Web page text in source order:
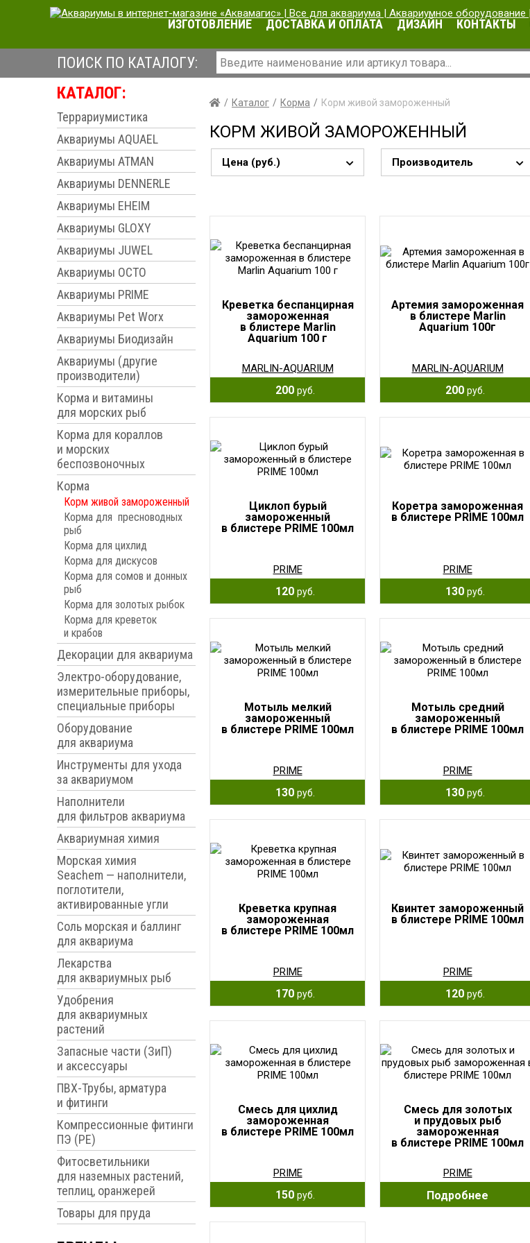
ИЗГОТОВЛЕНИЕ ДОСТАВКА И ОПЛАТА ДИЗАЙН КОНТАКТЫ
ПОИСК ПО КАТАЛОГУ:
КАТАЛОГ:
Террариумистика
Аквариумы AQUAEL
Аквариумы ATMAN
Аквариумы DENNERLE
Аквариумы EHEIM
Аквариумы GLOXY
Аквариумы JUWEL
Аквариумы OCTO
Аквариумы PRIME
Аквариумы Pet Worx
Аквариумы Биодизайн
Аквариумы (другие
производители)
Корма и витамины
для морских рыб
Корма для кораллов
и морских
беспозвоночных
Корма
Корм живой замороженный
Корма для пресноводных
рыб
Корма для цихлид
Корма для дискусов
Корма для сомов и донных
рыб
Корма для золотых рыбок
Корма для креветок
и крабов
Декорации для аквариума
Электро-оборудование,
измерительные приборы,
специальные приборы
Оборудование
для аквариума
Инструменты для ухода
за аквариумом
Наполнители
для фильтров аквариума
Аквариумная химия
Морская химия
Seachem — наполнители,
поглотители,
активированные угли
Соль морская и баллинг
для аквариума
Лекарства
для аквариумных рыб
Удобрения
для аквариумных
растений
Запасные части (ЗиП)
и аксессуары
ПВХ-Трубы, арматура
и фитинги
Компрессионные фитинги
ПЭ (PE)
Фитосветильники
для наземных растений,
теплиц, оранжерей
Товары для пруда
Каталог Корма Корм живой замороженный
КОРМ ЖИВОЙ ЗАМОРОЖЕННЫЙ
Цена (руб.) Производитель
Креветка беспанцирная
замороженная
в блистере Marlin
Aquarium 100 г
MARLIN-AQUARIUM
200 руб.
Артемия замороженная
в блистере Marlin
Aquarium 100г
MARLIN-AQUARIUM
200 руб.
Циклоп бурый
замороженный
в блистере PRIME 100мл
PRIME
120 руб.
Коретра замороженная
в блистере PRIME 100мл
PRIME
130 руб.
Мотыль мелкий
замороженный
в блистере PRIME 100мл
PRIME
130 руб.
Мотыль средний
замороженный
в блистере PRIME 100мл
PRIME
130 руб.
Креветка крупная
замороженная
в блистере PRIME 100мл
PRIME
170 руб.
Квинтет замороженный
в блистере PRIME 100мл
PRIME
120 руб.
Смесь для цихлид
замороженная
в блистере PRIME 100мл
PRIME
150 руб.
Смесь для золотых
и прудовых рыб
замороженная
в блистере PRIME 100мл
PRIME
Подробнее